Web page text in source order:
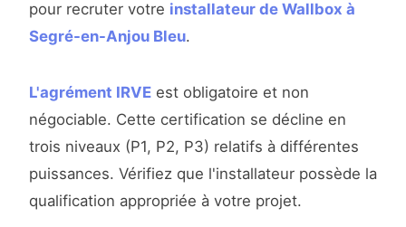
pour recruter votre installateur de Wallbox à
Segré-en-Anjou Bleu.
L'agrément IRVE est obligatoire et non
négociable. Cette certification se décline en
trois niveaux (P1, P2, P3) relatifs à différentes
puissances. Vérifiez que l'installateur possède la
qualification appropriée à votre projet.